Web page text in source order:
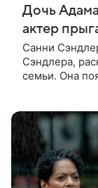
Дочь
актер
Санни
Сэндлера,
семьи. Она